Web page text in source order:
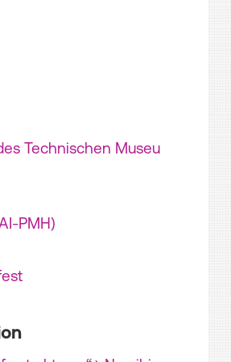
Technischen Museu
PMH)